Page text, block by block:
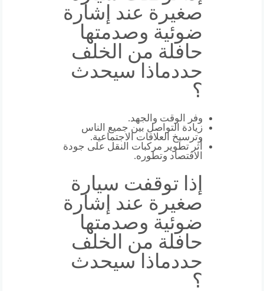
صغيرة عند إشارة
ضوئية وصدمتها
حافلة من الخلف
حددماذا سيحدث
؟
وفر الوقت والجهد.
زيادة التواصل بين جميع الناس
وترسيخ العلاقات الاجتماعية.
أثر تطوير مركبات النقل على جودة
الاقتصاد وتطوره.
إذا توقفت سيارة
صغيرة عند إشارة
ضوئية وصدمتها
حافلة من الخلف
حددماذا سيحدث
؟